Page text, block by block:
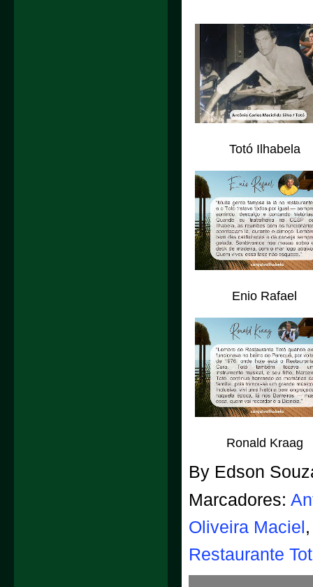
Totó Ilhabela
Enio Rafael
Ronald Kraag
By Edson
Marcadores:
Oliveira Maciel
Restaurante